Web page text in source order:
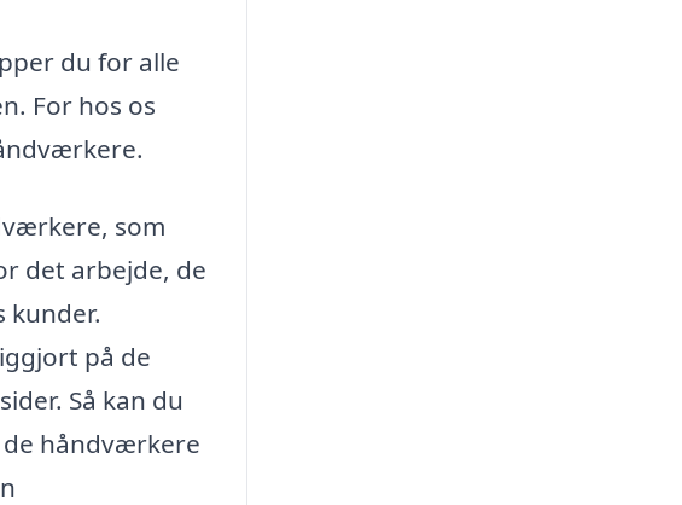
du for alle
For hos os
som
det arbejde, de
kunder.
på de
Så kan du
de håndværkere